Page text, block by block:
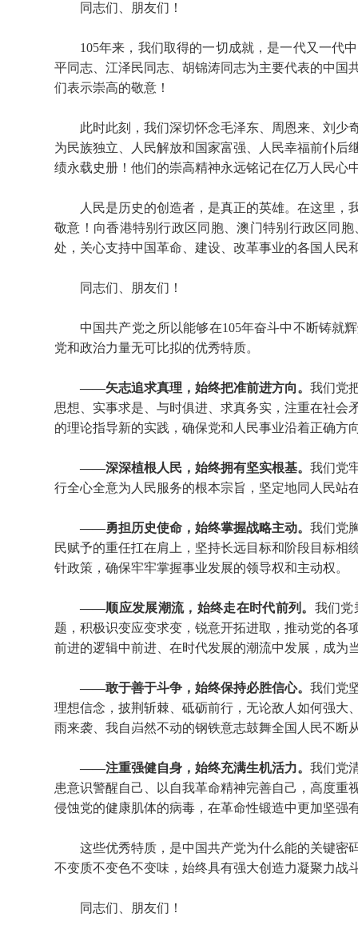
同志们、朋友们！
105年来，我们取得的一切成就，是一代又一代
平同志、江泽民同志、胡锦涛同志为主要代表的中国
们表示崇高的敬意！
此时此刻，我们深切怀念毛泽东、周恩来、刘少
为民族独立、人民解放和国家富强、人民幸福前仆
绩永载史册！他们的崇高精神永远铭记在亿万人民心
人民是历史的创造者，是真正的英雄。在这里
敬意！向香港特别行政区同胞、澳门特别行政区同
处，关心支持中国革命、建设、改革事业的各国人民
同志们、朋友们！
中国共产党之所以能够在105年奋斗中不断铸就
党和政治力量无可比拟的优秀特质。
——矢志追求真理，始终把准前进方向。 我们党
思想、实事求是、与时俱进、求真务实，注重在社
的理论指导新的实践，确保党和人民事业沿着正确方
——深深植根人民，始终拥有坚实根基。 我们党
行全心全意为人民服务的根本宗旨，坚定地同人民站
——勇担历史使命，始终掌握战略主动。 我们党
民赋予的重任扛在肩上，坚持长远目标和阶段目标
针政策，确保牢牢掌握事业发展的领导权和主动权。
——顺应发展潮流，始终走在时代前列。 我们党
题，积极识变应变求变，锐意开拓进取，推动党的各
前进的逻辑中前进、在时代发展的潮流中发展，成为
——敢于善于斗争，始终保持必胜信心。 我们党
理想信念，披荆斩棘、砥砺前行，无论敌人如何强大
雨来袭、我自岿然不动的钢铁意志鼓舞全国人民不断
——注重强健自身，始终充满生机活力。 我们党
患意识警醒自己、以自我革命精神完善自己，高度
侵蚀党的健康肌体的病毒，在革命性锻造中更加坚强
这些优秀特质，是中国共产党为什么能的关键密
不变质不变色不变味，始终具有强大创造力凝聚力战
同志们、朋友们！